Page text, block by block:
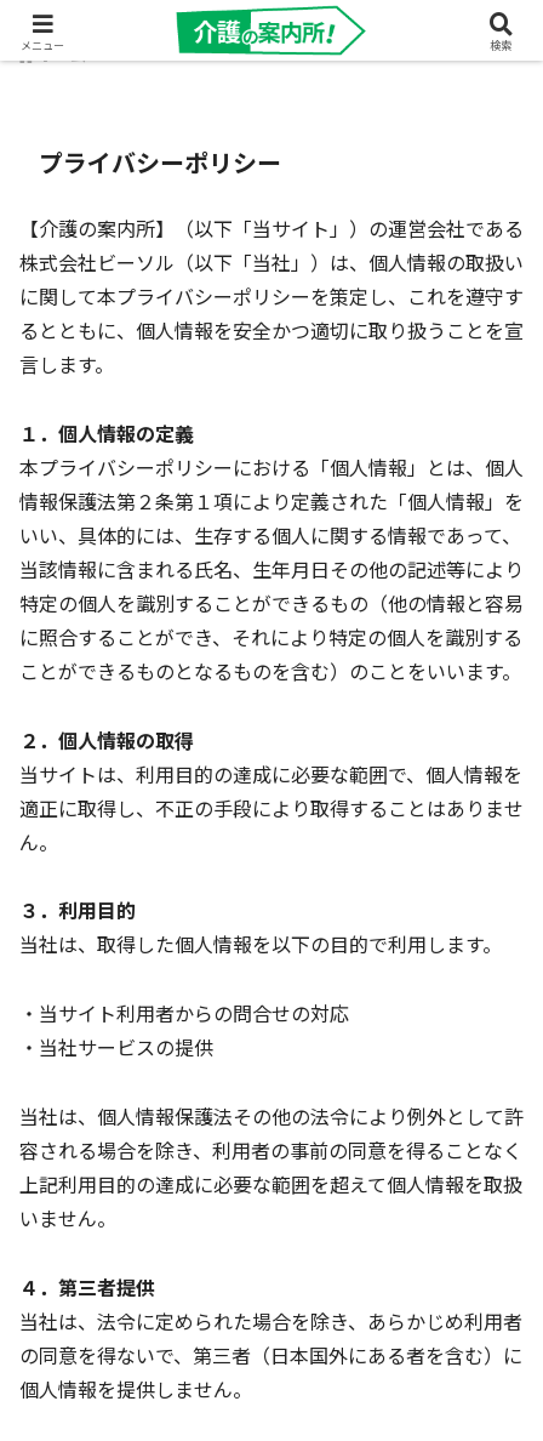
ホーム
プライバシーポリシー
【介護の案内所】（以下「当サイト」）の運営会社である
株式会社ビーソル（以下「当社」）は、個人情報の取扱い
に関して本プライバシーポリシーを策定し、これを遵守す
るとともに、個人情報を安全かつ適切に取り扱うことを宣
言します。
１．個人情報の定義
本プライバシーポリシーにおける「個人情報」とは、個人
情報保護法第２条第１項により定義された「個人情報」を
いい、具体的には、生存する個人に関する情報であって、
当該情報に含まれる氏名、生年月日その他の記述等により
特定の個人を識別することができるもの（他の情報と容易
に照合することができ、それにより特定の個人を識別する
ことができるものとなるものを含む）のことをいいます。
２．個人情報の取得
当サイトは、利用目的の達成に必要な範囲で、個人情報を
適正に取得し、不正の手段により取得することはありませ
ん。
３．利用目的
当社は、取得した個人情報を以下の目的で利用します。
・当サイト利用者からの問合せの対応
・当社サービスの提供
当社は、個人情報保護法その他の法令により例外として許
容される場合を除き、利用者の事前の同意を得ることなく
上記利用目的の達成に必要な範囲を超えて個人情報を取扱
いません。
４．第三者提供
当社は、法令に定められた場合を除き、あらかじめ利用者
の同意を得ないで、第三者（日本国外にある者を含む）に
個人情報を提供しません。
メニュー 検索